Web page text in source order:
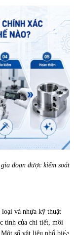
đoạn được kiểm soát
và nhựa kỹ thuật
tính của chi tiết, môi
số vật liệu phổ biến